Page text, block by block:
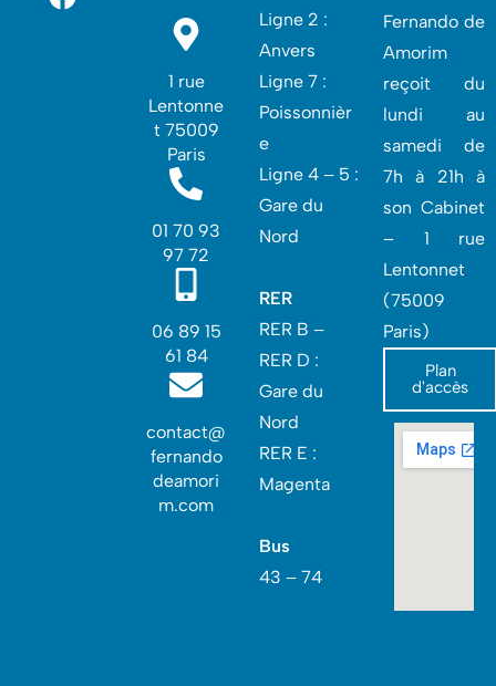
1 rue
Lentonne
t 75009
Paris
01 70 93
97 72
06 89 15
61 84
contact@
fernando
deamori
m.com
Ligne 2 :
Anvers
Ligne 7 :
Poissonnièr
e
Ligne 4 – 5 :
Gare du
Nord
RER
RER B –
RER D :
Gare du
Nord‎
RER E :
Magenta
Bus
43 – 74
Fernando de
Amorim
reçoit du
lundi au
samedi de
7h à 21h à
son Cabinet
– 1 rue
Lentonnet
(75009
Paris)
Plan
d'accès